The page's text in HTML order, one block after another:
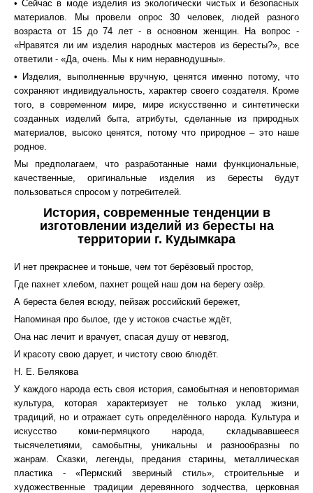
• Сейчас в моде изделия из экологически чистых и безопасных
материалов. Мы провели опрос 30 человек, людей разного
возраста от 15 до 74 лет - в основном женщин. На вопрос -
«Нравятся ли им изделия народных мастеров из бересты?», все
ответили - «Да, очень. Мы к ним неравнодушны».
• Изделия, выполненные вручную, ценятся именно потому, что
сохраняют индивидуальность, характер своего создателя. Кроме
того, в современном мире, мире искусственно и синтетически
созданных изделий быта, атрибуты, сделанные из природных
материалов, высоко ценятся, потому что природное – это наше
родное.
Мы предполагаем, что разработанные нами функциональные,
качественные, оригинальные изделия из бересты будут
пользоваться спросом у потребителей.
История, современные тенденции в
изготовлении изделий из бересты на
территории г. Кудымкара
И нет прекраснее и тоньше, чем тот берёзовый простор,
Где пахнет хлебом, пахнет рощей наш дом на берегу озёр.
А береста белея всюду, пейзаж российский бережет,
Напоминая про былое, где у истоков счастье ждёт,
Она нас лечит и врачует, спасая душу от невзгод,
И красоту свою дарует, и чистоту свою блюдёт.
Н. Е. Белякова
У каждого народа есть своя история, самобытная и неповторимая
культура, которая характеризует не только уклад жизни,
традиций, но и отражает суть определённого народа. Культура и
искусство коми-пермяцкого народа, складывавшееся
тысячелетиями, самобытны, уникальны и разнообразны по
жанрам. Сказки, легенды, предания старины, металлическая
пластика - «Пермский звериный стиль», строительные и
художественные традиции деревянного зодчества, церковная